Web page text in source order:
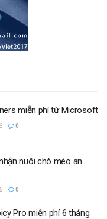
miễn phí từ Microsoft
0
nuôi chó mèo an
0
Pro miễn phí 6 tháng